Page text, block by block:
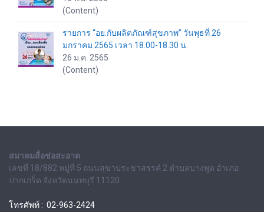
(Content)
รายการ “อย.กับผลิตภัณฑ์สุขภาพ” วันพุธที่ 26
มกราคม 2565 เวลา 18.00-18.30 น.
26 ม.ค. 2565
(Content)
สมาคมสื่อช่อสะอาด
เลขที่ 18/882 หมู่ที่ 5 ถนนสุขาประชาสรรค์ 2 ตำบลบางพูด อำเภอ
ปากเกร็ด จังหวัดนนทบุรี 11120
โทรศัพท์ : 02-963-2424